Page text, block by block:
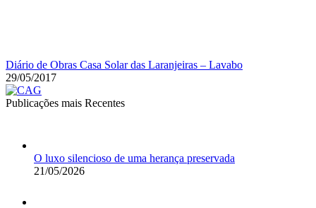
Diário de Obras Casa Solar das Laranjeiras – Lavabo
29/05/2017
Publicações mais Recentes
O luxo silencioso de uma herança preservada
21/05/2026